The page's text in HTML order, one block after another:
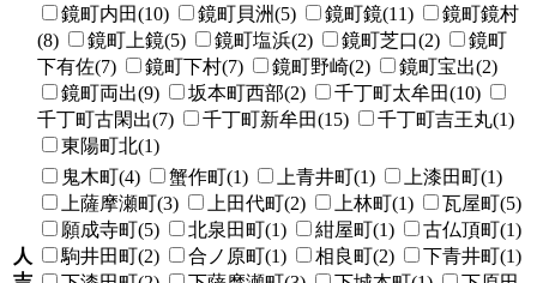
鏡町内田(10)
鏡町貝洲(5) 鏡町鏡(11)
鏡町鏡村
(8)
鏡町上鏡(5) 鏡町塩浜(2) 鏡町芝口(2)
鏡町
下有佐(7)
鏡町下村(7) 鏡町野崎(2)
鏡町宝出(2)
鏡町両出(9)
坂本町西部(2)
千丁町太牟田(10)
千丁町古閑出(7)
千丁町新牟田(15)
千丁町吉王丸(1)
東陽町北(1)
人
鬼木町(4) 蟹作町(1) 上青井町(1)
上漆田町(1)
上薩摩瀬町(3)
上田代町(2) 上林町(1)
瓦屋町(5)
願成寺町(5)
北泉田町(1) 紺屋町(1)
古仏頂町(1)
駒井田町(2)
合ノ原町(1) 相良町(2)
下青井町(1)